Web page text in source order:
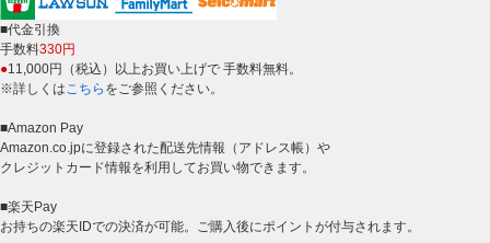
■代金引換
手数料330円
●11,000円（税込）以上お買い上げで 手数料無料。
※詳しくはこちら をご参照ください。
■Amazon Pay
Amazon.co.jpに登録された配送先情報（アドレス帳）や
クレジットカード情報を利用してお買い物できます。
■楽天Pay
お持ちの楽天IDでの決済が可能。ご購入後にポイントが付与されます。